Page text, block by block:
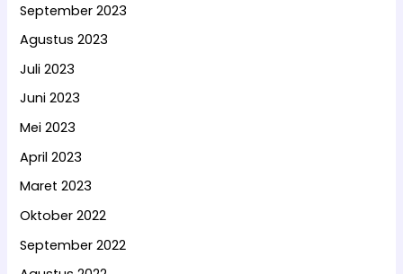
September 2023
Agustus 2023
Juli 2023
Juni 2023
Mei 2023
April 2023
Maret 2023
Oktober 2022
September 2022